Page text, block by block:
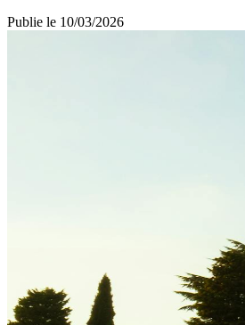
Publie le 10/03/2026